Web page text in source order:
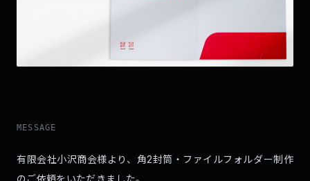
MESSAGE
有限会社小沢商会様より、角2封筒・ファイルフォルダー制作